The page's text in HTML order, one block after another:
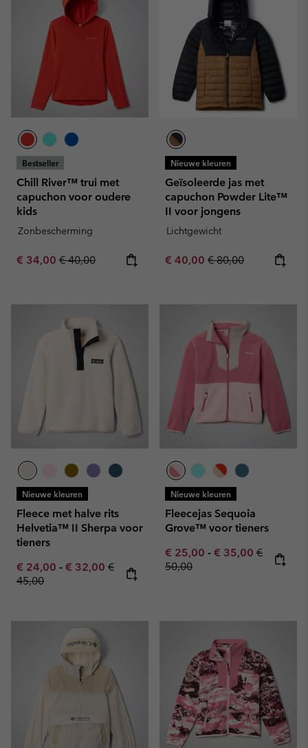
Bestseller
Chill River™ trui met
capuchon voor oudere
kids
Zonbescherming
Sale price:
€ 34,00 Regular price:
€ 40,00
Nieuwe kleuren
Geïsoleerde jas met
capuchon Powder Lite™
II voor jongens
Lichtgewicht
Sale price:
€ 40,00 Regular price:
€ 80,00
Nieuwe kleuren
Fleece met halve rits
Helvetia™ II Sherpa voor
tieners
Minimum sale price:
€ 24,00 - Maximum sale price:
€ 32,00 Regular price:
€
45,00
Nieuwe kleuren
Fleecejas Sequoia
Grove™ voor tieners
Minimum sale price:
€ 25,00 - Maximum sale
€ 35,00 Regular
€
50,00